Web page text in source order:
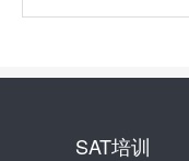
SAT培训